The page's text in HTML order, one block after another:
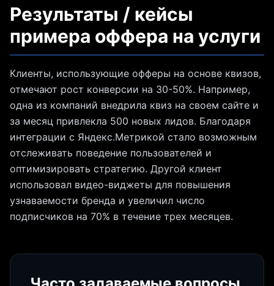
Результаты / кейсы
примера оффера на услуги
Клиенты, использующие офферы на основе квизов,
отмечают рост конверсии на 30-50%. Например,
одна из компаний внедрила квиз на своем сайте и
за месяц привлекла 500 новых лидов. Благодаря
интеграции с Яндекс.Метрикой стало возможным
отслеживать поведение пользователей и
оптимизировать стратегию. Другой клиент
использовал видео-виджеты для повышения
узнаваемости бренда и увеличил число
подписчиков на 70% в течение трех месяцев.